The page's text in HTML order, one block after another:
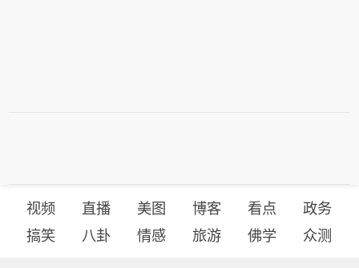
视频 直播 美图 博客 看点
政务
搞笑
八卦 情感 旅游 佛学 众测